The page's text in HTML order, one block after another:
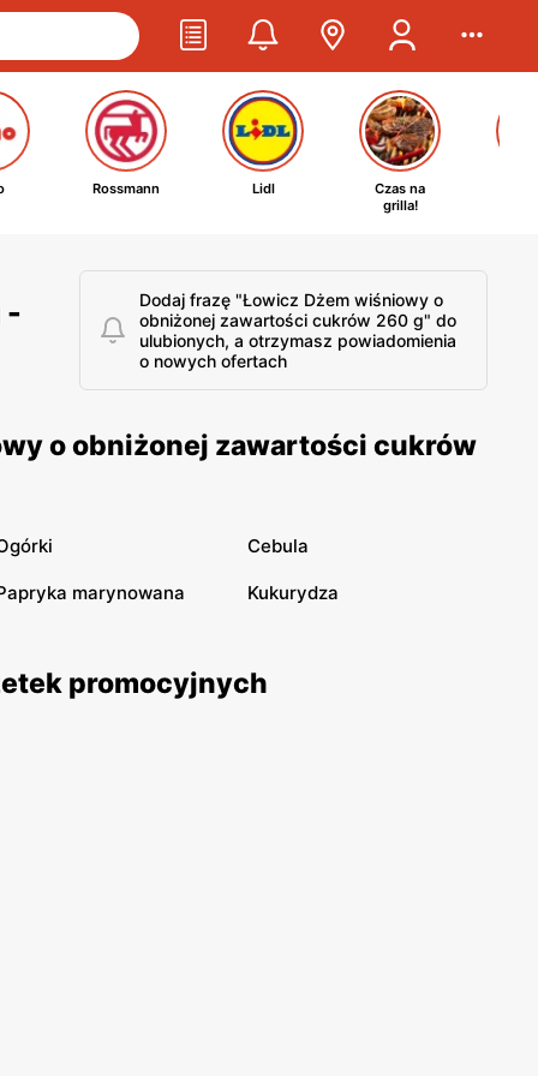
Rossmann Lidl
Czas na
grilla!
-
Dodaj frazę "Łowicz Dżem wiśniowy o
obniżonej zawartości cukrów 260 g" do
ulubionych, a otrzymasz powiadomienia
o nowych ofertach
o obniżonej zawartości cukrów
Cebula
marynowana Kukurydza
promocyjnych